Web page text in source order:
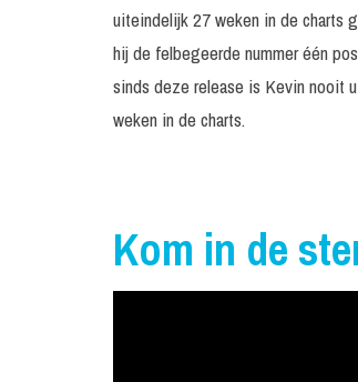
uiteindelijk 27 weken in de charts
hij de felbegeerde nummer één
sinds deze release is Kevin nooit
weken in de charts.
Kom in de